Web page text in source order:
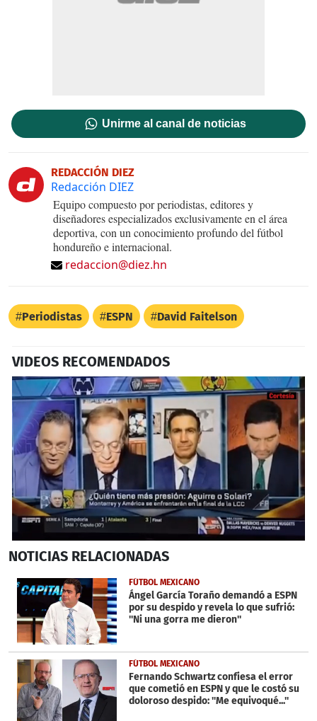
Unirme al canal de noticias
REDACCIÓN DIEZ
Redacción DIEZ
Equipo compuesto por periodistas, editores y
diseñadores especializados exclusivamente en el área
deportiva, con un conocimiento profundo del fútbol
hondureño e internacional.
redaccion@diez.hn
Periodistas ESPN David Faitelson
VIDEOS RECOMENDADOS
seconds
22
seconds
Próximo
NOTICIAS RELACIONADAS
FÚTBOL MEXICANO
Ángel García Toraño demandó a ESPN
por su despido y revela lo que sufrió:
''Ni una gorra me dieron''
FÚTBOL MEXICANO
Fernando Schwartz confiesa el error
que cometió en ESPN y que le costó su
doloroso despido: ''Me equivoqué...''